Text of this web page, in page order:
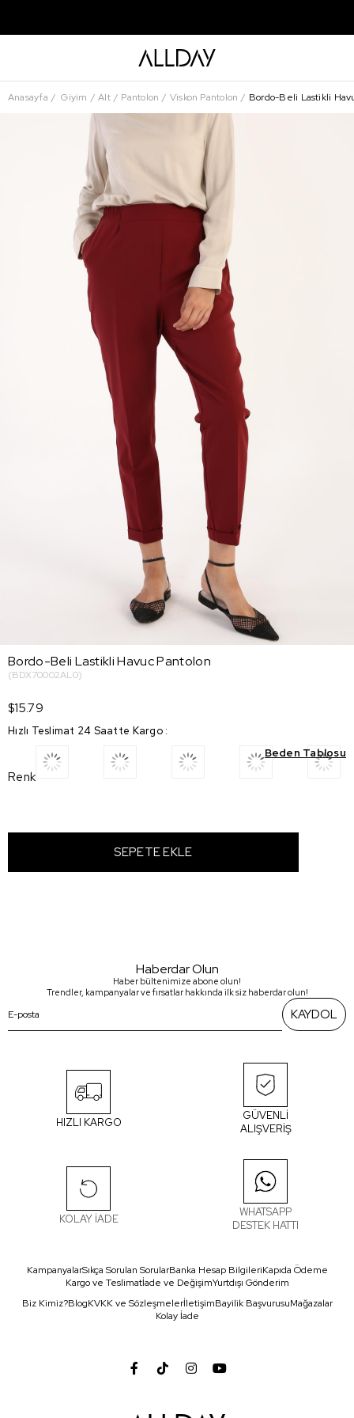
Anasayfa Giyim Alt Pantolon Viskon Pantolon Bordo-Beli Lastikli
Bordo-Beli Lastikli Havuc Pantolon
(BDX70002AL0)
$15.79
Hızlı Teslimat 24 Saatte Kargo :
Beden Tablosu
Renk
Haberdar Olun
Haber bültenimize abone olun!
Trendler, kampanyalar ve fırsatlar hakkında ilk siz haberdar olun!
KAYDOL
HIZLI KARGO
GÜVENLİ
ALIŞVERİŞ
KOLAY İADE
WHATSAPP
DESTEK HATTI
KampanyalarSıkça Sorulan SorularBanka Hesap BilgileriKapıda Ödeme
Kargo ve Teslimatİade ve DeğişimYurtdışı Gönderim
Biz Kimiz?BlogKVKK ve SözleşmelerİletişimBayilik BaşvurusuMağazalar
Kolay İade